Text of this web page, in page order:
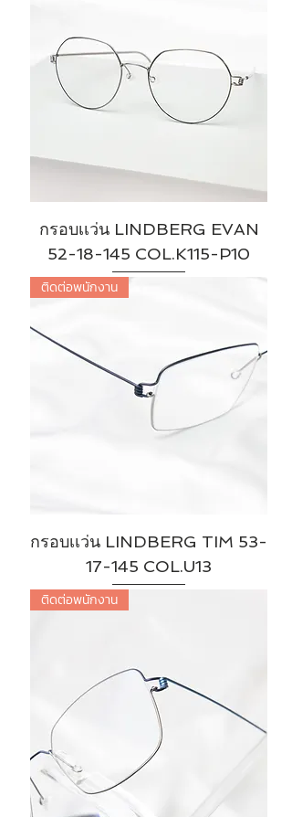
กรอบเเว่น LINDBERG EVAN
52-18-145 COL.K115-P10
ติดต่อพนักงาน
กรอบเเว่น LINDBERG TIM 53-
17-145 COL.U13
ติดต่อพนักงาน